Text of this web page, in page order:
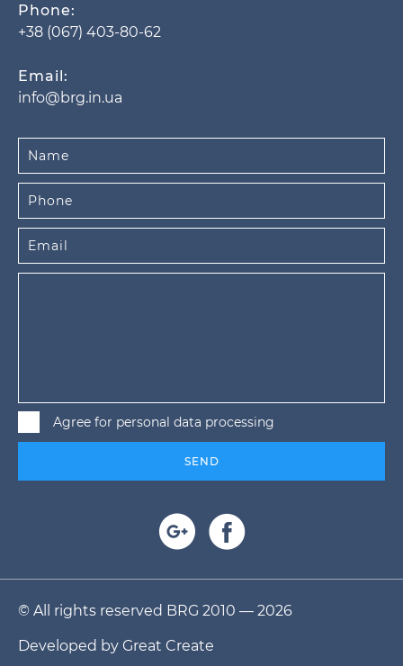
Phone:
+38 (067) 403-80-62
Email:
info@brg.in.ua
Agree for personal data processing
SEND
© All rights reserved BRG 2010 — 2026
Developed by Great Create